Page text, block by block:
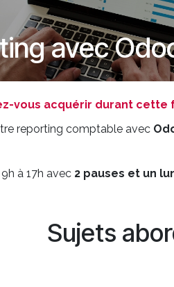
avec
vous acquérir durant cette
reporting comptable avec
9h à 17h avec 2 pauses et un
Sujets